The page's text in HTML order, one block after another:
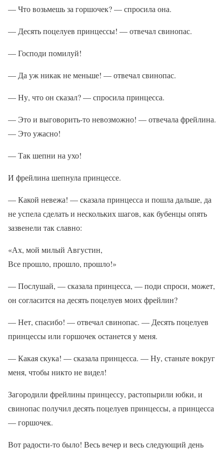
— Что возьмешь за горшочек? — спросила она.
— Десять поцелуев принцессы! — отвечал свинопас.
— Господи помилуй!
— Да уж никак не меньше! — отвечал свинопас.
— Ну, что он сказал? — спросила принцесса.
— Это и выговорить-то невозможно! — отвечала фрейлина.
— Это ужасно!
— Так шепни на ухо!
И фрейлина шепнула принцессе.
— Какой невежа! — сказала принцесса и пошла дальше, да
не успела сделать и нескольких шагов, как бубенцы опять
зазвенели так славно:
«Ах, мой милый Августин,
Все прошло, прошло, прошло!»
— Послушай, — сказала принцесса, — поди спроси, может,
он согласится на десять поцелуев моих фрейлин?
— Нет, спасибо! — отвечал свинопас. — Десять поцелуев
принцессы или горшочек останется у меня.
— Какая скука! — сказала принцесса. — Ну, станьте вокруг
меня, чтобы никто не видел!
Загородили фрейлины принцессу, растопырили юбки, и
свинопас получил десять поцелуев принцессы, а принцесса
— горшочек.
Вот радости-то было! Весь вечер и весь следующий день